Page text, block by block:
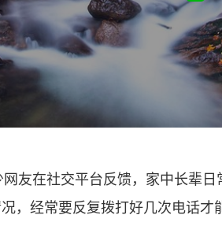
友在社交平台反馈，家中长辈日
，经常要反复拨打好几次电话才